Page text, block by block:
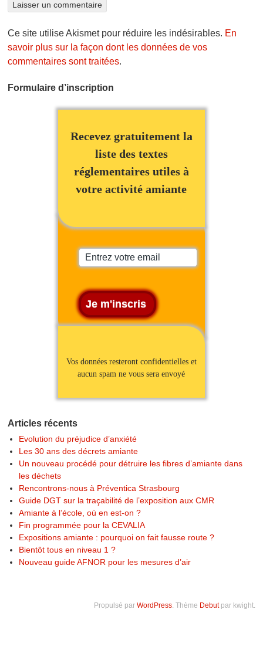
Ce site utilise Akismet pour réduire les indésirables. En
savoir plus sur la façon dont les données de vos
commentaires sont traitées.
Formulaire d’inscription
Recevez gratuitement la
liste des textes
réglementaires utiles à
votre activité amiante
Vos données resteront confidentielles et
aucun spam ne vous sera envoyé
Articles récents
Evolution du préjudice d’anxiété
Les 30 ans des décrets amiante
Un nouveau procédé pour détruire les fibres d’amiante dans
les déchets
Rencontrons-nous à Préventica Strasbourg
Guide DGT sur la traçabilité de l’exposition aux CMR
Amiante à l’école, où en est-on ?
Fin programmée pour la CEVALIA
Expositions amiante : pourquoi on fait fausse route ?
Bientôt tous en niveau 1 ?
Nouveau guide AFNOR pour les mesures d’air
Propulsé par WordPress. Thème Debutpar kwight.